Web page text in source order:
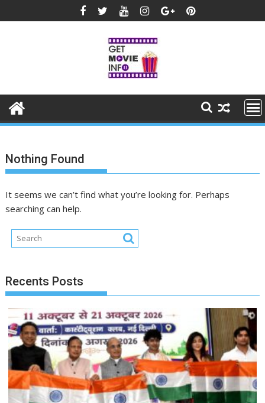
to
Nothing Found
It seems we can’t find what you’re looking for. Perhaps
searching can help.
Recents Posts